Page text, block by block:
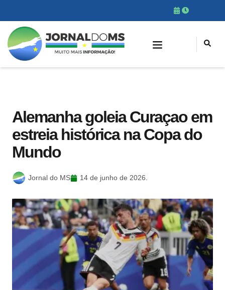
Alemanha goleia Curaçao em
estreia histórica na Copa do
Mundo
Jornal do MS 14 de junho de 2026.